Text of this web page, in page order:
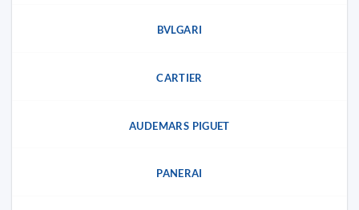
BVLGARI
CARTIER
AUDEMARS PIGUET
PANERAI